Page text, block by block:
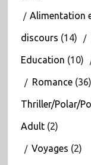
Alimentation
discours (14)
Education (10)
Romance(36)
Thriller/Polar/
Adult(2)
Voyages (2)